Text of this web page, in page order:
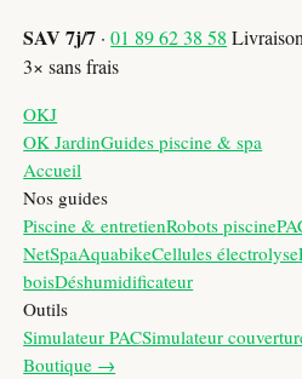
SAV 7j/7 ·01 89 62 38 58
3× sans frais
OKJ
OK JardinGuides piscine & spa
Accueil
Nos guides
Piscine & entretienRobots piscine
NetSpaAquabikeCellules électrolyse
boisDéshumidificateur
Outils
Simulateur PACSimulateur
Boutique →